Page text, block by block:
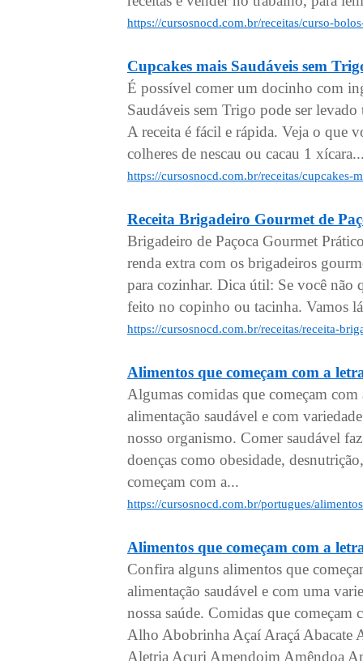
https://cursosnocd.com.br/receitas/curso-
Cupcakes mais Saudáveis sem
É possível comer um docinho com
Saudáveis sem Trigo pode ser
A receita é fácil e rápida. Veja o que
colheres de nescau ou cacau 1
https://cursosnocd.com.br/receitas/cupcakes-
Receita Brigadeiro Gourmet de
Brigadeiro de Paçoca Gourmet
renda extra com os brigadeiros
para cozinhar. Dica útil: Se você não
feito no copinho ou tacinha. Vamos
https://cursosnocd.com.br/receitas/receita-
Alimentos que começam com a
Algumas comidas que começam
alimentação saudável e com
nosso organismo. Comer saudável
doenças como obesidade,
começam com a...
https://cursosnocd.com.br/portugues/
Alimentos que começam com a
Confira alguns alimentos que
alimentação saudável e com uma
nossa saúde. Comidas que
Alho Abobrinha Açaí Araçá
Aletria Acuri Amendoim Amêndoa